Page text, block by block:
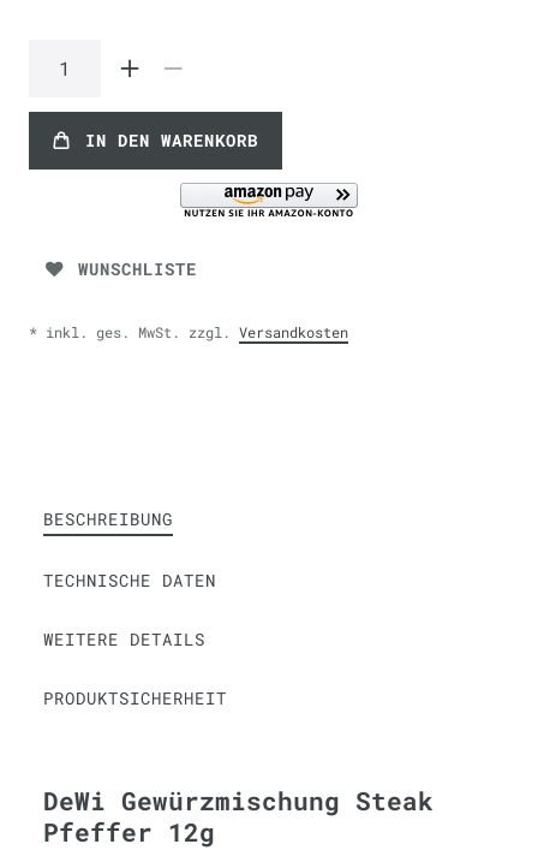
IN DEN WARENKORB
WUNSCHLISTE
* inkl. ges. MwSt. zzgl. Versandkosten
BESCHREIBUNG
TECHNISCHE DATEN
WEITERE DETAILS
PRODUKTSICHERHEIT
DeWi Gewürzmischung Steak
Pfeffer 12g